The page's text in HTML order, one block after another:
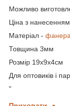
Можливо
Ціна з
Матеріал - фанера
Товщина 3мм
Розмір 19х9х4см
Для оптовиків і
"